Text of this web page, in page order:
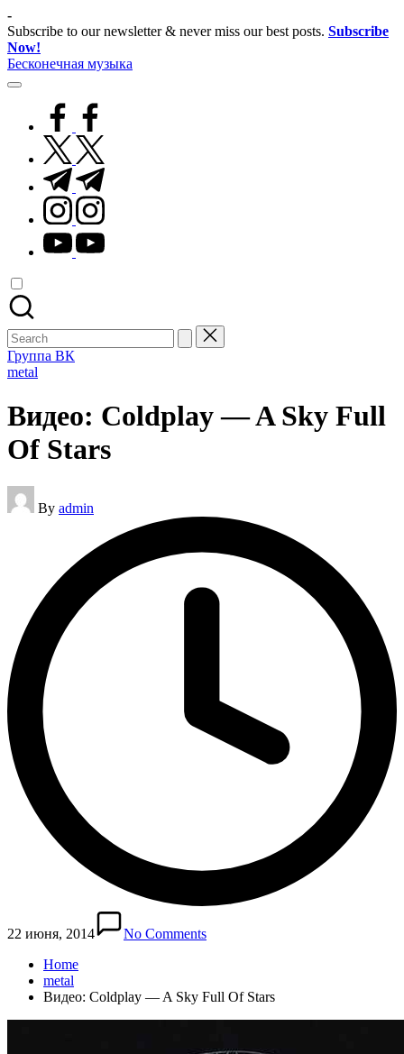
Skip
to
content
-
Subscribe to our newsletter & never miss our best posts. Subscribe
Now!
Бесконечная музыка
facebook.com
twitter.com
t.me
instagram.com
youtube.com
Search
for:
Группа ВК
Posted
metal
Видео: Coldplay — A Sky Full
Of Stars
Posted
by
By admin
22 июня, 2014
No Comments
Home
metal
Видео: Coldplay — A Sky Full Of Stars